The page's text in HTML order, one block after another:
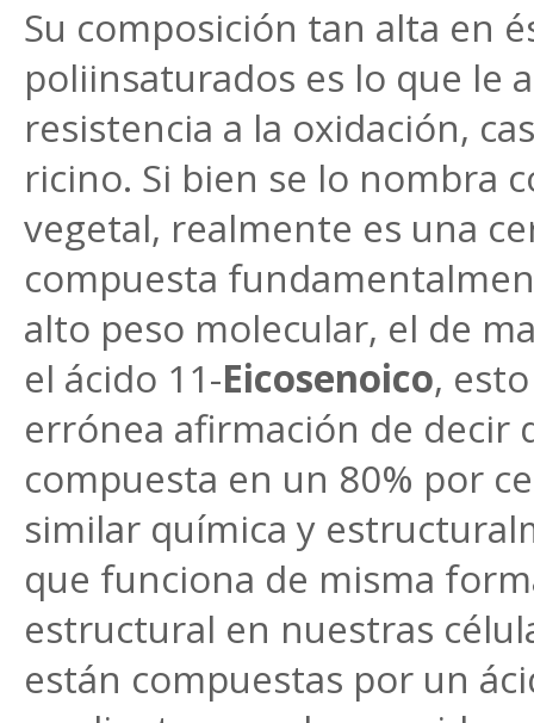
Su composición tan alta en
poliinsaturados es lo que le
resistencia a la oxidación,
ricino. Si bien se lo nombra
vegetal, realmente es una
compuesta
alto peso molecular, el de
el ácido 11-Eicosenoico,
errónea afirmación de decir
compuesta en un 80% por
similar química y
que funciona de misma
estructural en nuestras
están compuestas por un